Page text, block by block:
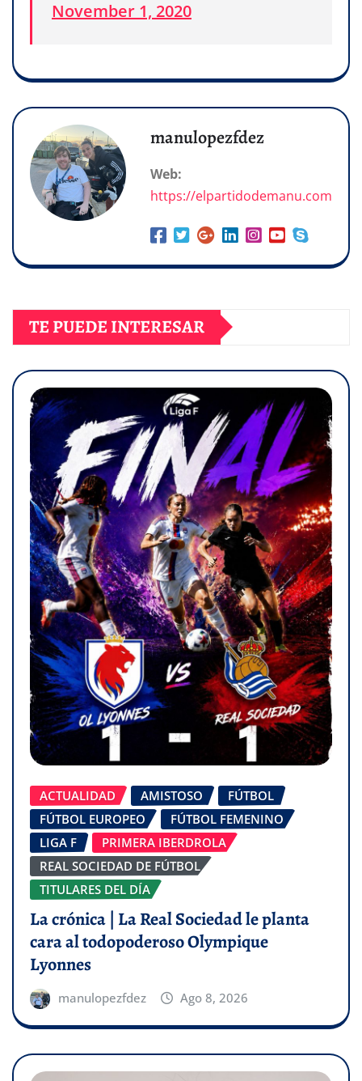
November 1, 2020
manulopezfdez
Web:
https://elpartidodemanu.com
TE PUEDE INTERESAR
ACTUALIDAD AMISTOSO
FÚTBOL
FÚTBOL EUROPEO
FÚTBOL FEMENINO
LIGA F
PRIMERA IBERDROLA
REAL SOCIEDAD DE FÚTBOL
TITULARES DEL DÍA
La crónica | La Real Sociedad le planta
cara al todopoderoso Olympique
Lyonnes
manulopezfdez Ago 8, 2026